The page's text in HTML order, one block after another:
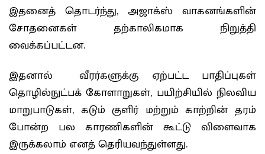
இதனைத் தொடர்ந்து, அஜாக்ஸ் வாகனங்களின்
சோதனைகள் தற்காலிகமாக நிறுத்தி
வைக்கப்பட்டன.
இதனால் வீரர்களுக்கு ஏற்பட்ட பாதிப்புகள்
தொழில்நுட்பக் கோளாறுகள், பயிற்சியில் நிலவிய
மாறுபாடுகள், கடும் குளிர் மற்றும் காற்றின் தரம்
போன்ற பல காரணிகளின் கூட்டு விளைவாக
இருக்கலாம் எனத் தெரியவந்துள்ளது.